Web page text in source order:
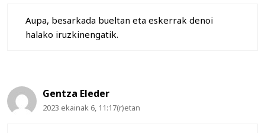
Aupa, besarkada bueltan eta eskerrak denoi
halako iruzkinengatik.
Gentza Eleder
2023 ekainak 6, 11:17(r)etan